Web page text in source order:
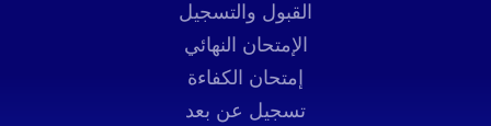
القبول والتسجيل
الإمتحان النهائي
إمتحان الكفاءة
تسجيل عن بعد